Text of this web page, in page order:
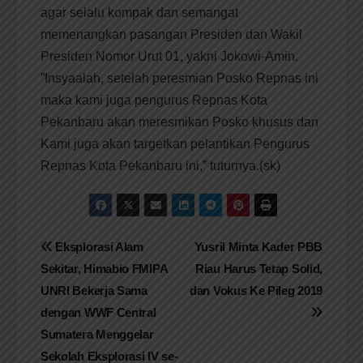
agar selalu kompak dan semangat
memenangkan pasangan Presiden dan Wakil
Presiden Nomor Urut 01, yakni Jokowi-Amin.
”Insyaalah, setelah peresmian Posko Repnas ini
maka kami juga pengurus Repnas Kota
Pekanbaru akan meresmikan Posko khusus dan
Kami juga akan targetkan pelantikan Pengurus
Repnas Kota Pekanbaru ini,” tuturnya.(sk)
Navigasi
pos
Yusril Minta Kader PBB
Riau Harus Tetap Solid,
dan Vokus Ke Pileg 2019
Eksplorasi Alam
Sekitar, Himabio FMIPA
UNRI Bekerja Sama
dengan WWF Central
Sumatera Menggelar
Sekolah Eksplorasi IV se-